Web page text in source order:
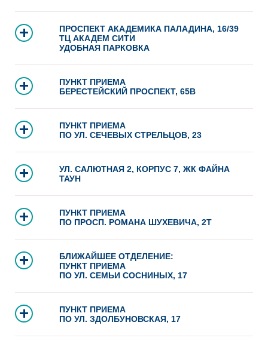
ПРОСПЕКТ АКАДЕМИКА ПАЛАДИНА, 16/39
ТЦ АКАДЕМ СИТИ
УДОБНАЯ ПАРКОВКА
ПУНКТ ПРИЕМА
БЕРЕСТЕЙСКИЙ ПРОСПЕКТ, 65В
ПУНКТ ПРИЕМА
ПО УЛ. СЕЧЕВЫХ СТРЕЛЬЦОВ, 23
УЛ. САЛЮТНАЯ 2, КОРПУС 7, ЖК ФАЙНА
ТАУН
ПУНКТ ПРИЕМА
ПО ПРОСП. РОМАНА ШУХЕВИЧА, 2Т
БЛИЖАЙШЕЕ ОТДЕЛЕНИЕ:
ПУНКТ ПРИЕМА
ПО УЛ. СЕМЬИ СОСНИНЫХ, 17
ПУНКТ ПРИЕМА
ПО УЛ. ЗДОЛБУНОВСКАЯ, 17